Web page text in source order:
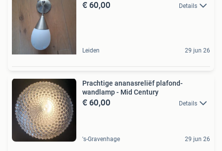
€ 60,00 Details
Leiden 29 jun 26
Prachtige ananasreliëf plafond-
wandlamp - Mid Century
€ 60,00 Details
's-Gravenhage 29 jun 26